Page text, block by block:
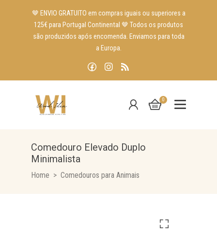
🤎 ENVIO GRATUITO em compras iguais ou superiores a
125€ para Portugal Continental 🤎 Todos os produtos
são produzidos após encomenda. Enviamos para toda
a Europa.
0
Comedouro Elevado Duplo
Minimalista
Home Comedouros para Animais